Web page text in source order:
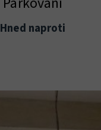
Hned naproti